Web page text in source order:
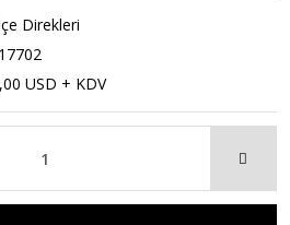
Direkleri
USD + KDV